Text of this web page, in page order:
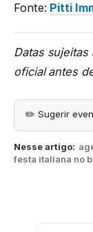
Fonte: Pitti
Datas
oficial antes
✏️ Sugerir
Nesse artigo:
festa italiana no